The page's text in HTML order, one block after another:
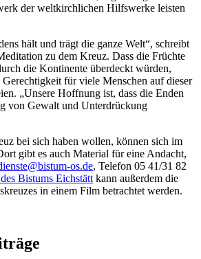
der weltkirchlichen Hilfswerke leisten
hält und trägt die ganze Welt“, schreibt
zu dem Kreuz. Dass die Früchte
die Kontinente überdeckt würden,
Gerechtigkeit für viele Menschen auf dieser
„Unsere Hoffnung ist, dass die Enden
von Gewalt und Unterdrückung
bei sich haben wollen, können sich im
gibt es auch Material für eine Andacht,
os.de, Telefon 05 41/31 82
Bistums Eichstätt kann außerdem die
in einem Film betrachtet werden.